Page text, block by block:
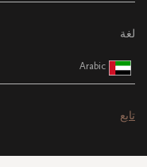
لغة
Arabic
تابع